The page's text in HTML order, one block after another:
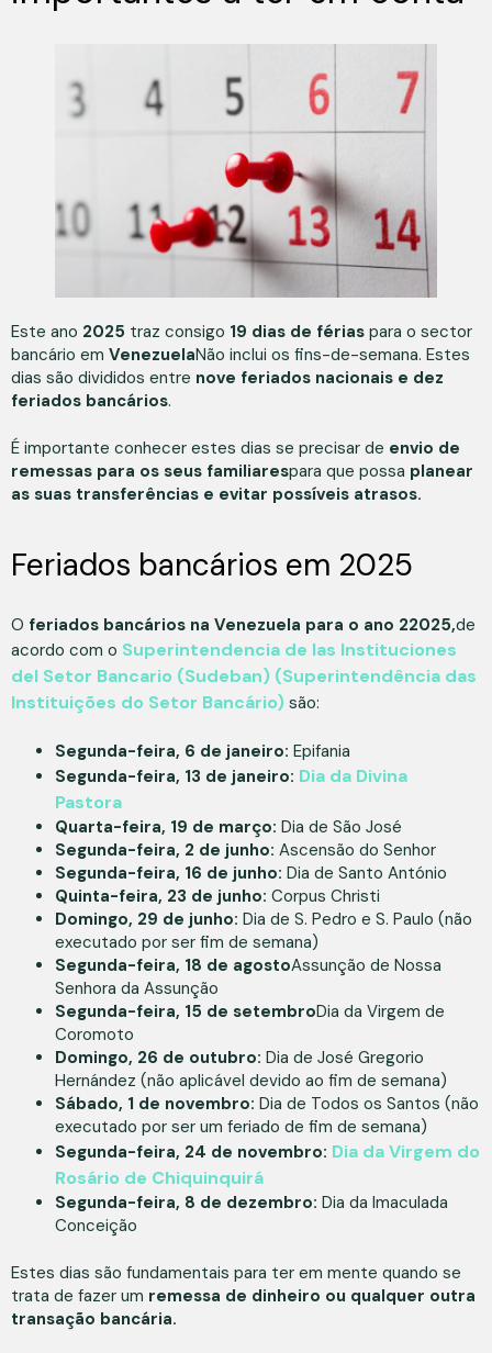
Este ano 2025 traz consigo 19 dias de férias para o sector
bancário em VenezuelaNão inclui os fins-de-semana. Estes
dias são divididos entre nove feriados nacionais e dez
feriados bancários.
É importante conhecer estes dias se precisar de envio de
remessas para os seus familiarespara que possa planear
as suas transferências e evitar possíveis atrasos.
Feriados bancários em 2025
O feriados bancários na Venezuela para o ano 22025,de
acordo com o Superintendencia de las Instituciones
del Setor Bancario (Sudeban) (Superintendência das
Instituições do Setor Bancário) são:
Segunda-feira, 6 de janeiro: Epifania
Segunda-feira, 13 de janeiro: Dia da Divina
Pastora
Quarta-feira, 19 de março: Dia de São José
Segunda-feira, 2 de junho: Ascensão do Senhor
Segunda-feira, 16 de junho: Dia de Santo António
Quinta-feira, 23 de junho: Corpus Christi
Domingo, 29 de junho: Dia de S. Pedro e S. Paulo (não
executado por ser fim de semana)
Segunda-feira, 18 de agostoAssunção de Nossa
Senhora da Assunção
Segunda-feira, 15 de setembroDia da Virgem de
Coromoto
Domingo, 26 de outubro: Dia de José Gregorio
Hernández (não aplicável devido ao fim de semana)
Sábado, 1 de novembro: Dia de Todos os Santos (não
executado por ser um feriado de fim de semana)
Segunda-feira, 24 de novembro: Dia da Virgem do
Rosário de Chiquinquirá
Segunda-feira, 8 de dezembro: Dia da Imaculada
Conceição
Estes dias são fundamentais para ter em mente quando se
trata de fazer um remessa de dinheiro ou qualquer outra
transação bancária.